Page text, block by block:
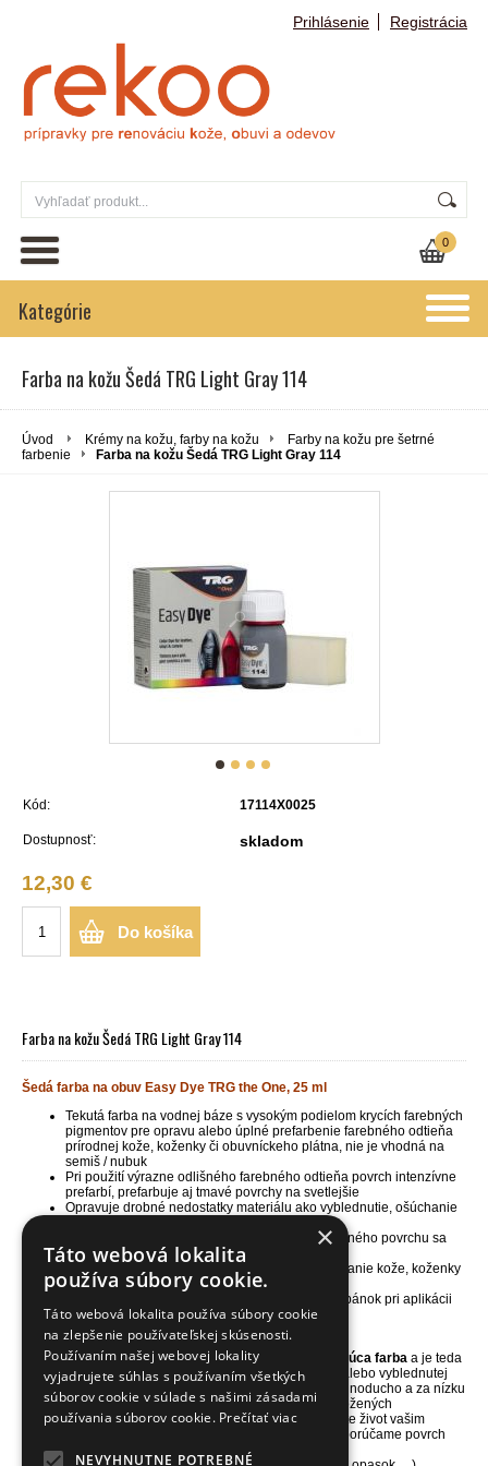
Prihlásenie Registrácia
0
Kategórie
Farba na kožu Šedá TRG Light Gray 114
Úvod Krémy na kožu, farby na kožu
Farby na kožu pre šetrné
farbenie
Farba na kožu Šedá TRG Light Gray 114
Kód: 17114X0025
Dostupnosť: skladom
12,30 €
Do košíka
Farba na kožu Šedá TRG Light Gray 114
Šedá farba na obuv Easy Dye TRG the One, 25 ml
Tekutá farba na vodnej báze s vysokým podielom krycích farebných
pigmentov pre opravu alebo úplné prefarbenie farebného odtieňa
prírodnej kože, koženky či obuvníckeho plátna, nie je vhodná na
semiš / nubuk
Pri použití výrazne odlišného farebného odtieňa povrch intenzívne
prefarbí, prefarbuje aj tmavé povrchy na svetlejšie
Opravuje drobné nedostatky materiálu ako vyblednutie, ošúchanie
a menšie odreniny, vracia materiálom ich farbu
Zachováva pôvodnú štruktúru povrchu, do farbeného povrchu sa
vsiakne a vďaka tomu nepraská a ani sa nelúpe
Skvelá i pre maľovanie alebo kreatívne dekorovanie kože, koženky
a obuvníckeho plátna
Jedno balenie 25ml vystačí na plochu 1 páru topánok pri aplikácii
1-2 vrstiev farby
Balenie obsahuje aj nanášaciu a brúsnu hubku
NÁŠ TIP- farba na kožu TRG Easy Dye je vysoko kryjúca farba a je teda
ideálna pre farbenie nepoškodenej, málo poškodenej alebo vyblednutej
kože, koženky či vyšúchaného obuvníckeho plátna. Jednoducho a za nízku
cenu zachránite poškodený povrch vašich topánok a kožených
doplnkov alebo zmeníte ich farbu na krajší odtieň. Vrátite život vašim
obľúbeným topánkam a doplnkom. Pred aplikáciou odporúčame povrch
vyčistiť a odmastniť čističom
Universal cleaner.
×
Táto webová lokalita
používa súbory cookie.
Táto webová lokalita používa súbory cookie
na zlepšenie používateľskej skúsenosti.
Používaním našej webovej lokality
vyjadrujete súhlas s používaním všetkých
súborov cookie v súlade s našimi zásadami
používania súborov cookie. Prečítať viac
NEVYHNUTNE POTREBNÉ